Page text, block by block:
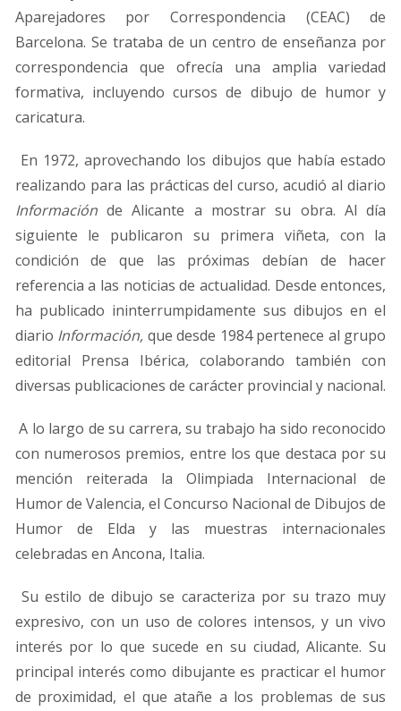
Aparejadores por Correspondencia (CEAC) de
Barcelona. Se trataba de un centro de enseñanza por
correspondencia que ofrecía una amplia variedad
formativa, incluyendo cursos de dibujo de humor y
caricatura.
En 1972, aprovechando los dibujos que había estado
realizando para las prácticas del curso, acudió al diario
Informaciónde Alicante a mostrar su obra. Al día
siguiente le publicaron su primera viñeta, con la
condición de que las próximas debían de hacer
referencia a las noticias de actualidad. Desde entonces,
ha publicado ininterrumpidamente sus dibujos en el
diario Información, que desde 1984 pertenece al grupo
editorial Prensa Ibérica,colaborando también con
diversas publicaciones de carácter provincial y nacional.
A lo largo de su carrera, su trabajo ha sido reconocido
con numerosos premios, entre los que destaca por su
mención reiterada la Olimpiada Internacional de
Humor de Valencia, el Concurso Nacional de Dibujos de
Humor de Elda y las muestras internacionales
celebradas en Ancona, Italia.
Su estilo de dibujo se caracteriza por su trazo muy
expresivo, con un uso de colores intensos, y un vivo
interés por lo que sucede en su ciudad, Alicante. Su
principal interés como dibujante es practicar el humor
de proximidad, el que atañe a los problemas de sus